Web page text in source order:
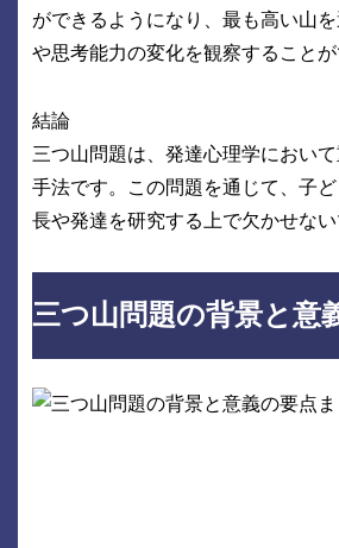
ができるようになり、最も高い山
や思考能力の変化を観察することが
結論
三つ山問題は、発達心理学におい
手法です。この問題を通じて、子
長や発達を研究する上で欠かせない
三つ山問題の背景と意